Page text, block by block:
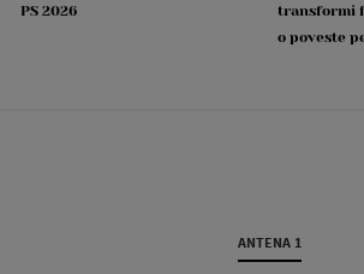
PS 2026
transformi
o poveste
ANTENA 1